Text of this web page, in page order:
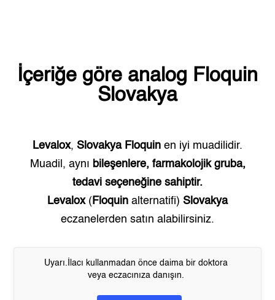
İçeriğe göre analog Floquin
Slovakya
Levalox, Slovakya Floquin en iyi muadilidir.
Muadil, aynı bileşenlere, farmakolojik gruba,
tedavi seçeneğine sahiptir.
Levalox( Floquin alternatifi) Slovakya
eczanelerden satın alabilirsiniz.
Uyarı.İlacı kullanmadan önce daima bir doktora
veya eczacınıza danışın.